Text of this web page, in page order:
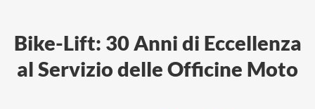
Bike-Lift: 30 Anni di Eccellenza
al Servizio delle Officine Moto